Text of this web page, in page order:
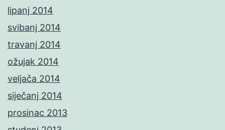
lipanj 2014
svibanj 2014
travanj 2014
ožujak 2014
veljača 2014
siječanj 2014
prosinac 2013